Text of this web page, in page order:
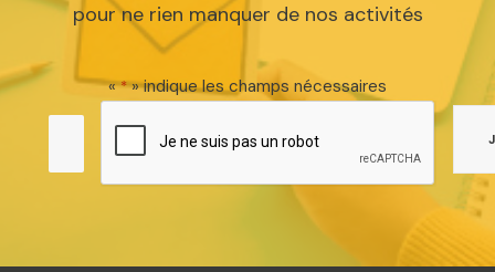
pour ne rien manquer de nos activités
«*» indique les champs nécessaires